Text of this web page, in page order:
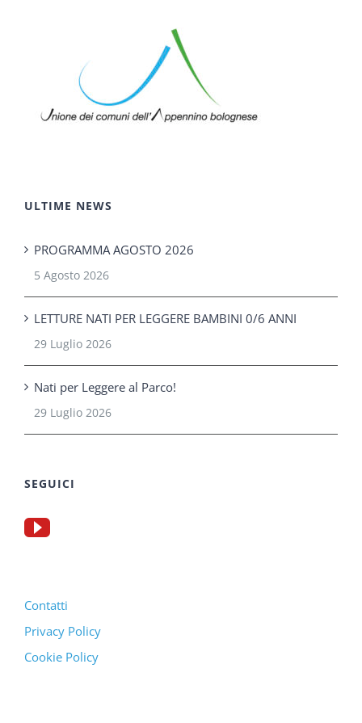
ULTIME NEWS
PROGRAMMA AGOSTO 2026
5 Agosto 2026
LETTURE NATI PER LEGGERE BAMBINI 0/6 ANNI
29 Luglio 2026
Nati per Leggere al Parco!
29 Luglio 2026
SEGUICI
Contatti
Privacy Policy
Cookie Policy